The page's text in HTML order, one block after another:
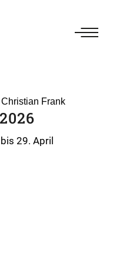
Christian Frank
29. April